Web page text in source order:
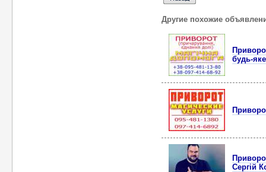
Другие похожие
будь-
Сергій